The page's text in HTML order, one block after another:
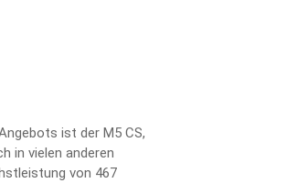
ist der M5 CS,
in vielen anderen
von 467